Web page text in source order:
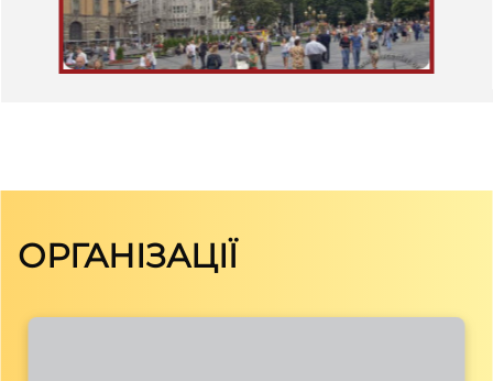
ОРГАНІЗАЦІЇ